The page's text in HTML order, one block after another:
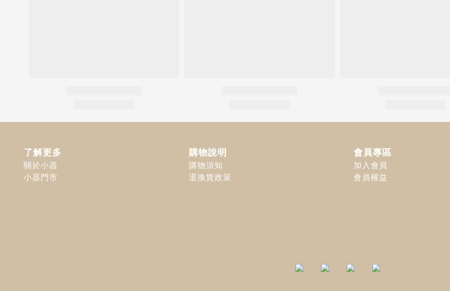
了解更多
關於小器
小器門市
購物說明
購物須知
退換貨政策
會員專區
加入會員
會員權益